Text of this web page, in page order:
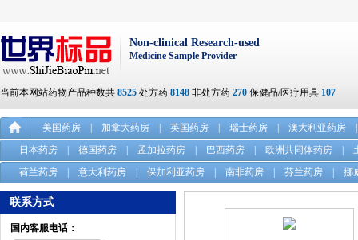
Non-clinical Research-used
Medicine Sample Provider
当前本网站药物产品种数共 8525 处方药 8148 非处方药 270 保健品/医疗用具 107
美国药房 加拿大药房 英国药房 瑞士药房 澳大利亚药房
日本药房
德国药房 孟加拉药房 巴西药房 欧洲共同体药房
荷兰药房
意大利药房 保加利亚药房 南非药房 芬兰药房 挪
联系方式
国内客服电话：